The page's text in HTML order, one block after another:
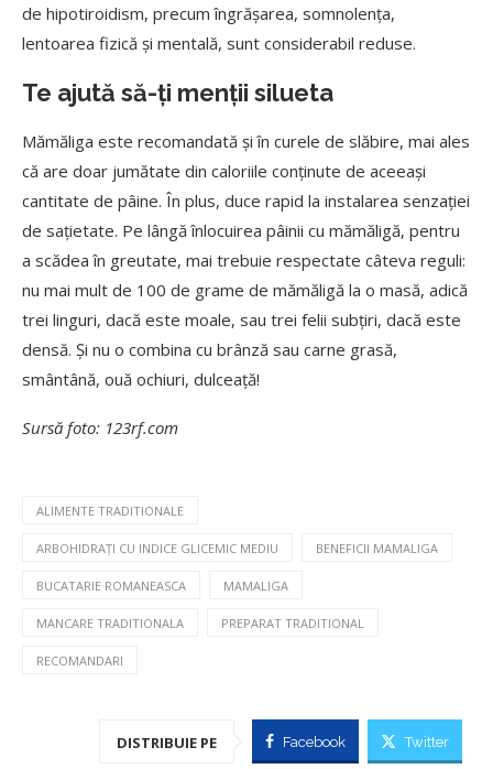
de hipotiroidism, precum îngrăşarea, somnolenţa,
lentoarea fizică şi mentală, sunt considerabil reduse.
Te ajută să-ți menții silueta
Mămăliga este recomandată şi în curele de slăbire, mai ales
că are doar jumătate din caloriile conținute de aceeaşi
cantitate de pâine. În plus, duce rapid la instalarea senzației
de sațietate. Pe lângă înlocuirea pâinii cu mămăligă, pentru
a scădea în greutate, mai trebuie respectate câteva reguli:
nu mai mult de 100 de grame de mămăligă la o masă, adică
trei linguri, dacă este moale, sau trei felii subțiri, dacă este
densă. Și nu o combina cu brânză sau carne grasă,
smântână, ouă ochiuri, dulceață!
Sursă foto: 123rf.com
ALIMENTE TRADITIONALE
ARBOHIDRAȚI CU INDICE GLICEMIC MEDIU BENEFICII MAMALIGA
BUCATARIE ROMANEASCA MAMALIGA
MANCARE TRADITIONALA PREPARAT TRADITIONAL
RECOMANDARI
DISTRIBUIE PE Facebook Twitter